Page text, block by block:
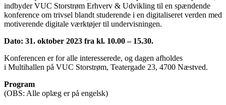
indbyder VUC Storstrøm Erhverv & Udvikling til en spændende
konference om trivsel blandt studerende i en digitaliseret verden med
motiverende digitale værktøjer til undervisningen.
Dato: 31. oktober 2023 fra kl. 10.00 – 15.30.
Konferencen er for alle interesserede, og dagen afholdes
i Multihallen på VUC Storstrøm, Teatergade 23, 4700 Næstved.
Program
(OBS: Alle oplæg er på engelsk)